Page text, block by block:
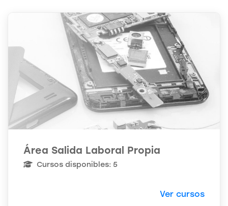
Área Salida Laboral Propia
Cursos disponibles: 5
Ver cursos